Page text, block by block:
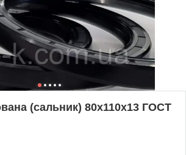
(сальник) 80х110х13 ГОСТ